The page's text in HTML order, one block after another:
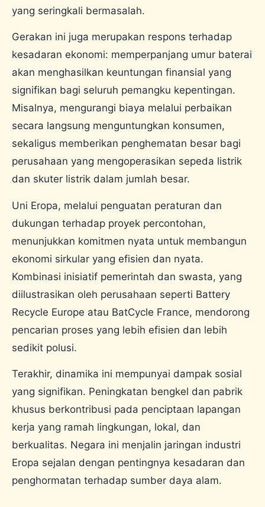
yang seringkali bermasalah.
Gerakan ini juga merupakan respons terhadap
kesadaran ekonomi: memperpanjang umur baterai
akan menghasilkan keuntungan finansial yang
signifikan bagi seluruh pemangku kepentingan.
Misalnya, mengurangi biaya melalui perbaikan
secara langsung menguntungkan konsumen,
sekaligus memberikan penghematan besar bagi
perusahaan yang mengoperasikan sepeda listrik
dan skuter listrik dalam jumlah besar.
Uni Eropa, melalui penguatan peraturan dan
dukungan terhadap proyek percontohan,
menunjukkan komitmen nyata untuk membangun
ekonomi sirkular yang efisien dan nyata.
Kombinasi inisiatif pemerintah dan swasta, yang
diilustrasikan oleh perusahaan seperti Battery
Recycle Europe atau BatCycle France, mendorong
pencarian proses yang lebih efisien dan lebih
sedikit polusi.
Terakhir, dinamika ini mempunyai dampak sosial
yang signifikan. Peningkatan bengkel dan pabrik
khusus berkontribusi pada penciptaan lapangan
kerja yang ramah lingkungan, lokal, dan
berkualitas. Negara ini menjalin jaringan industri
Eropa sejalan dengan pentingnya kesadaran dan
penghormatan terhadap sumber daya alam.